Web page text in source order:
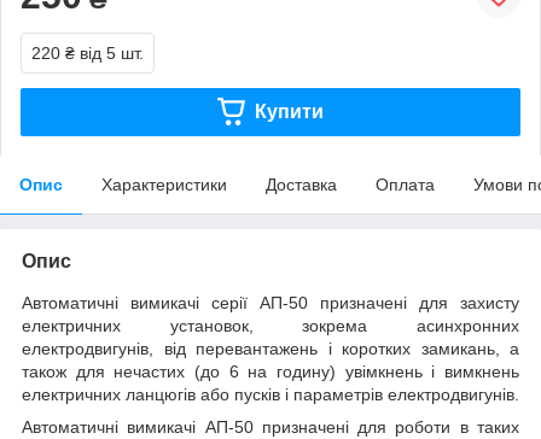
220 ₴ від 5 шт.
Купити
Опис Характеристики Доставка Оплата Умови
Опис
Автоматичні вимикачі серії АП-50 призначені для захисту
електричних установок, зокрема асинхронних
електродвигунів, від перевантажень і коротких замикань, а
також для нечастих (до 6 на годину) увімкнень і вимкнень
електричних ланцюгів або пусків і параметрів електродвигунів.
Автоматичні вимикачі АП-50 призначені для роботи в таких